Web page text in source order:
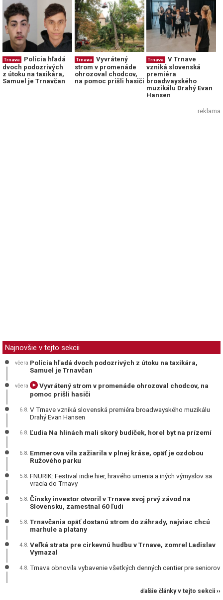
Trnava
Polícia hľadá
dvoch podozrivých
z útoku na taxikára,
Samuel je Trnavčan
Trnava
Vyvrátený
strom v promenáde
ohrozoval chodcov,
na pomoc prišli hasiči
Trnava
V Trnave
vzniká slovenská
premiéra
broadwayského
muzikálu Drahý Evan
Hansen
reklama
Najnovšie v tejto sekcii
včera Polícia hľadá dvoch podozrivých z útoku na taxikára,
Samuel je Trnavčan
včera
Vyvrátený strom v promenáde ohrozoval chodcov, na
pomoc prišli hasiči
6.8. V Trnave vzniká slovenská premiéra broadwayského muzikálu
Drahý Evan Hansen
6.8. Ľudia Na hlinách mali skorý budíček, horel byt na prízemí
6.8. Emmerova vila zažiarila v plnej kráse, opäť je ozdobou
Ružového parku
5.8. FNURIK: Festival indie hier, hravého umenia a iných výmyslov sa
vracia do Trnavy
5.8. Čínsky investor otvoril v Trnave svoj prvý závod na
Slovensku, zamestnal 60 ľudí
5.8. Trnavčania opäť dostanú strom do záhrady, najviac chcú
marhule a platany
4.8. Veľká strata pre cirkevnú hudbu v Trnave, zomrel Ladislav
Vymazal
4.8. Trnava obnovila vybavenie všetkých denných centier pre seniorov
ďalšie články v tejto sekcii ››